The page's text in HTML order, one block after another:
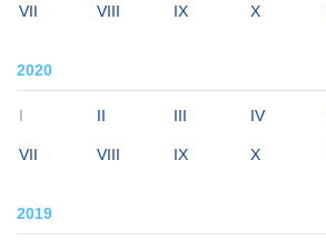
VII VIII IX X
2020
I II III IV
VII VIII IX X
2019